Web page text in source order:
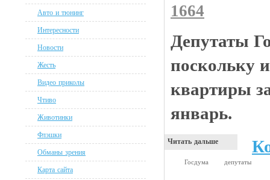
Авто и тюнинг
Интересности
Новости
Жесть
Видео приколы
Чтиво
Животинки
Флэшки
Обманы зрения
Карта сайта
1664
Депутаты
поскольку
квартиры
январь.
Читать дальше
Госдума депутаты